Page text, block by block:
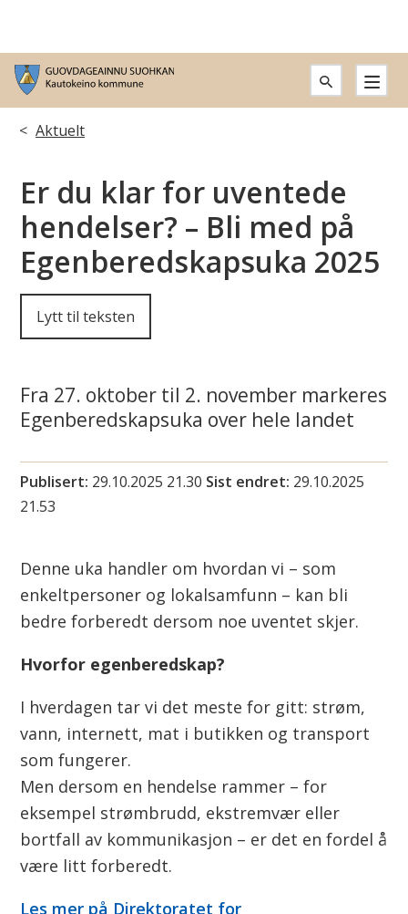
G
u
v
d
a
a
i
n
s
u
o
h
k
a
n
Du
her:
Aktuelt
Er du klar for uventede
hendelser? – Bli med på
Egenberedskapsuka 2025
Lytt til teksten
Fra 27. oktober til 2. november markeres
Egenberedskapsuka over hele landet
Publisert 29.10.2025 21.30 Sist endret 29.10.2025
21.53
Denne uka handler om hvordan vi – som
enkeltpersoner og lokalsamfunn – kan bli
bedre forberedt dersom noe uventet skjer.
Hvorfor egenberedskap?
I hverdagen tar vi det meste for gitt: strøm,
vann, internett, mat i butikken og transport
som fungerer.
Men dersom en hendelse rammer – for
eksempel strømbrudd, ekstremvær eller
bortfall av kommunikasjon – er det en fordel å
være litt forberedt.
Les mer på Direktoratet for